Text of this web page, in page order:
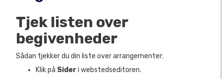
Tjek listen over
begivenheder
Sådan tjekker du din liste over arrangementer:
Klik på Sideri webstedseditoren.